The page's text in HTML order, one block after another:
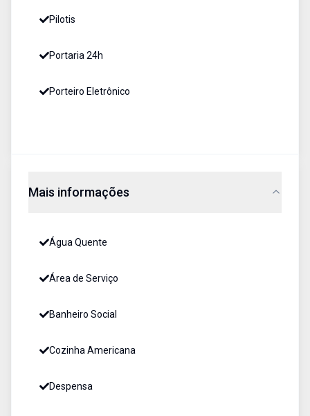
Pilotis
Portaria 24h
Porteiro Eletrônico
Mais informações
Água Quente
Área de Serviço
Banheiro Social
Cozinha Americana
Despensa